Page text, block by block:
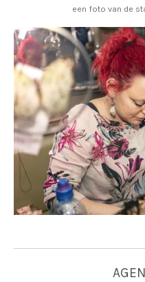
een foto van de